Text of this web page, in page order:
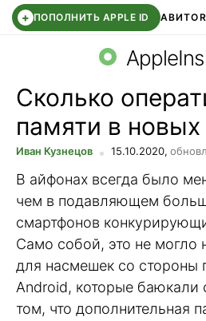
+ ПОПОЛНИТЬ APPLE ID АВИТО
СБЕР КИДС ЧАТ ROBLOX
Сколько
памяти в новых
Иван Кузнецов 15.10.2020,
В айфонах всегда было
чем в подавляющем
смартфонов
Само собой, это не могло
для насмешек со стороны
Android, которые
том, что дополнительная